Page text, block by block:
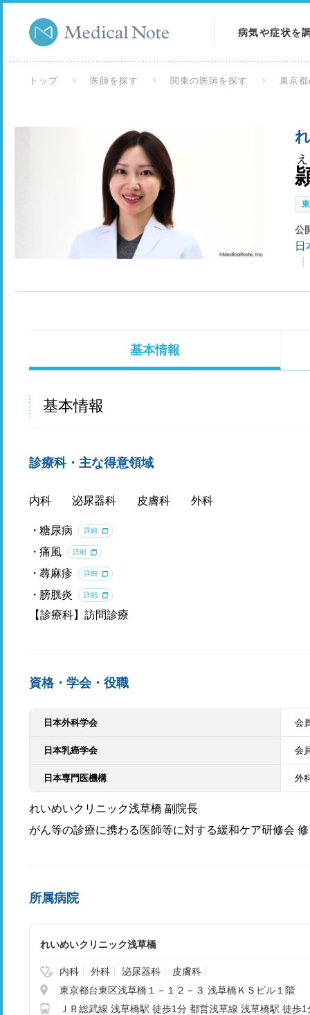
病気や症状を
検査を調べる
トップ 医師を探す 関東の医師を探す 東京
公
日
基本情報
基本情報
診療科・主な得意領域
内科 泌尿器科 皮膚科 外科
糖尿病 詳細
痛風 詳細
蕁麻疹 詳細
膀胱炎 詳細
【診療科】訪問診療
資格・学会・役職
日本外科学会 会
日本乳癌学会 会
日本専門医機構 外
れいめいクリニック浅草橋 副院長
がん等の診療に携わる医師等に対する緩和ケア研修会
所属病院
れいめいクリニック浅草橋
内科 外科 泌尿器科
皮膚科
東京都台東区浅草橋１－１２－３ 浅草橋ＫＳビル１階
ＪＲ総武線 浅草橋駅 徒歩1分 都営浅草線 浅草橋駅 徒歩1